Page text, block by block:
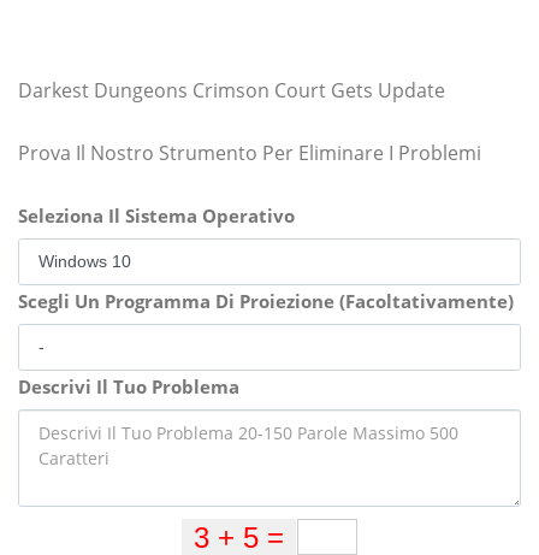
Darkest Dungeons Crimson Court Gets Update
Prova Il Nostro Strumento Per Eliminare I Problemi
Seleziona Il Sistema Operativo
Scegli Un Programma Di Proiezione (Facoltativamente)
Descrivi Il Tuo Problema